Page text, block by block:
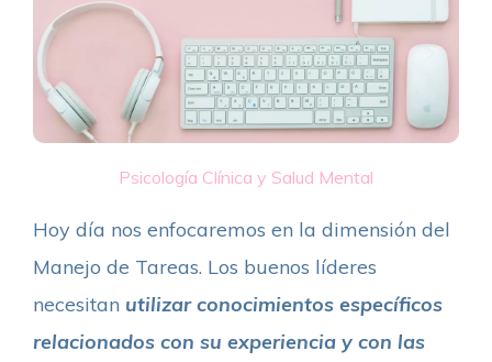
Psicología Clínica y Salud Mental
Hoy día nos enfocaremos en la dimensión del
Manejo de Tareas. Los buenos líderes
necesitan utilizar conocimientos específicos
relacionados con su experiencia y con las